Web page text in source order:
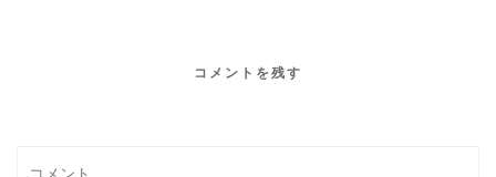
コメントを残す